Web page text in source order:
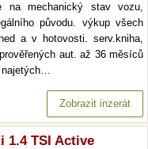
na mechanický stav vozu,
původu. výkup všech
a v hotovosti. serv.kniha,
aut. až 36 měsíců
najetých…
Zobrazit inzerát
1.4 TSI Active